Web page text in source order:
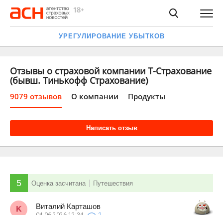
УРЕГУЛИРОВАНИЕ УБЫТКОВ
Отзывы о страховой компании Т-Страхование
(бывш. Тинькофф Страхование)
9079 отзывов О компании Продукты
Написать отзыв
5 Оценка засчитана Путешествия
Виталий Карташов